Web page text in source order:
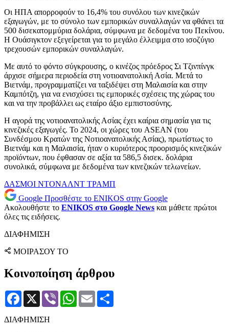
Οι ΗΠΑ απορροφούν το 16,4% του συνόλου των κινεζικών
εξαγωγών, με το σύνολο των εμπορικών συναλλαγών να φθάνει τα
500 δισεκατομμύρια δολάρια, σύμφωνα με δεδομένα του Πεκίνου.
Η Ουάσιγκτον εξεγείρεται για το μεγάλο έλλειμμα στο ισοζύγιο
τρεχουσών εμπορικών συναλλαγών.
Με αυτό το φόντο σύγκρουσης, ο κινέζος πρόεδρος Σι Τζινπίνγκ
άρχισε σήμερα περιοδεία στη νοτιοανατολική Ασία. Μετά το
Βιετνάμ, προγραμματίζει να ταξιδέψει στη Μαλαισία και στην
Καμπότζη, για να ενισχύσει τις εμπορικές σχέσεις της χώρας του
και να την προβάλλει ως εταίρο άξιο εμπιστοσύνης.
Η αγορά της νοτιοανατολικής Ασίας έχει καίρια σημασία για τις
κινεζικές εξαγωγές. Το 2024, οι χώρες του ASEAN (του
Συνδέσμου Κρατών της Νοτιοανατολικής Ασίας), πρωτίστως το
Βιετνάμ και η Μαλαισία, ήταν ο κυριότερος προορισμός κινεζικών
προϊόντων, που έφθασαν σε αξία τα 586,5 δισεκ. δολάρια
συνολικά, σύμφωνα με δεδομένα των κινεζικών τελωνείων.
ΔΑΣΜΟΙ ΝΤΟΝΑΛΝΤ ΤΡΑΜΠ
Google Προσθέστε το ENIKOS στην Google
Ακολουθήστε το ENIKOS στο Google News και μάθετε πρώτοι
όλες τις ειδήσεις.
ΔΙΑΦΗΜΙΣΗ
ΜΟΙΡΑΣΟΥ ΤΟ
Κοινοποίηση άρθρου
Facebook
X Viber WhatsApp
Email
ΔΙΑΦΗΜΙΣΗ